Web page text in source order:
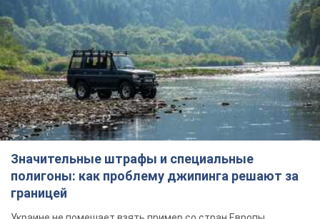
Значительные штрафы и специальные
полигоны: как проблему джипинга решают за
границей